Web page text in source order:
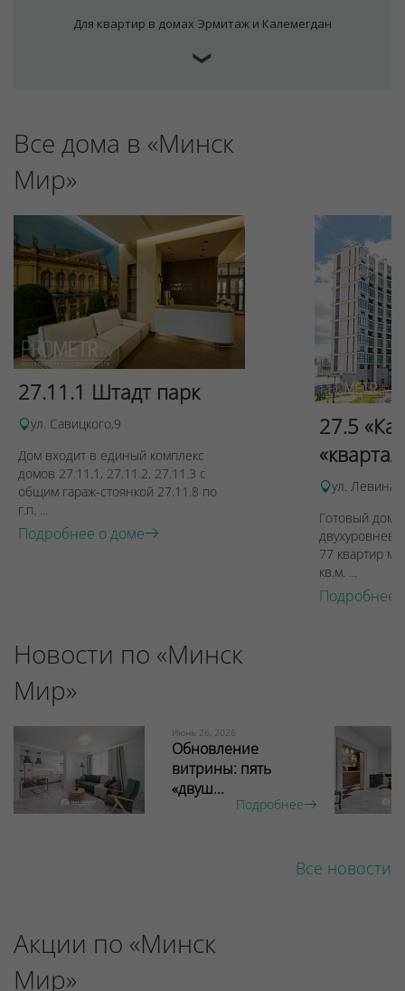
Для квартир в домах Эрмитаж и Калемегдан
❯
Все дома в «Минск
Мир»
27.11.1 Штадт парк
ул. Савицкого,9
Дом входит в единый комплекс
домов 27.11.1, 27.11.2, 27.11.3 с
общим гараж-стоянкой 27.11.8 по
г.п. ...
Подробнее о доме
27.5
ул. Левина,
Готовый дом
77 квартир
кв.м. ...
Подробнее
Новости по «Минск
Мир»
Июнь 26, 2026
Обновление
витрины: пять
«двуш...
Подробнее
Все новости
Акции по «Минск
Мир»